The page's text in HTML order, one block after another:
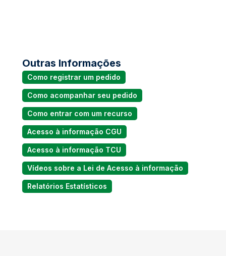
Outras Informações
Como registrar um pedido
Como acompanhar seu pedido
Como entrar com um recurso
Acesso à informação CGU
Acesso à informação TCU
Vídeos sobre a Lei de Acesso à informação
Relatórios Estatísticos